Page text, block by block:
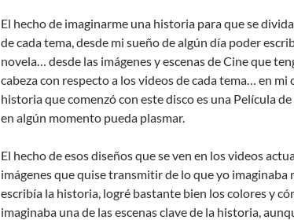
El hecho de imaginarme una historia para que se
de cada tema, desde mi sueño de algún día poder
novela… desde las imágenes y escenas de Cine que
cabeza con respecto a los videos de cada tema… en mi
historia que comenzó con este disco es una Película
en algún momento pueda plasmar.
El hecho de esos diseños que se ven en los videos
imágenes que quise transmitir de lo que yo imaginaba
escribía la historia, logré bastante bien los colores y
imaginaba una de las escenas clave de la historia,